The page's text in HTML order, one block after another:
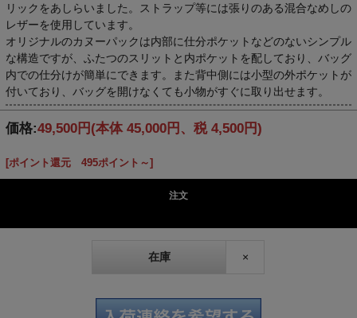
リックをあしらいました。ストラップ等には張りのある混合なめしの
レザーを使用しています。
オリジナルのカヌーパックは内部に仕分ポケットなどのないシンプル
な構造ですが、ふたつのスリットと内ポケットを配しており、バッグ
内での仕分けが簡単にできます。また背中側には小型の外ポケットが
付いており、バッグを開けなくても小物がすぐに取り出せます。
価格:49,500円 (本体 45,000円、税 4,500円)
[ポイント還元 495ポイント～]
注文
在庫 ×